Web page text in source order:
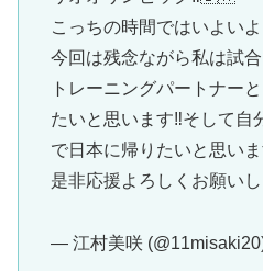
こっちの時間ではいよい
今回は残念ながら私は試
トレーニングパートナー
たいと思います‼︎そして自
で日本に帰りたいと思い
是非応援よろしくお願い
— 江村美咲